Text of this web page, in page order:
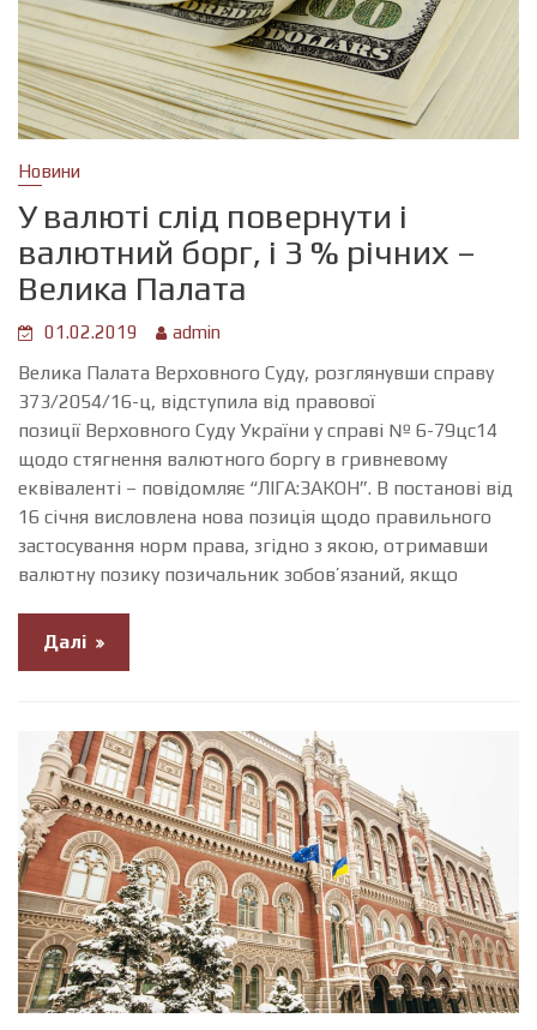
Новини
У валюті слід повернути і
валютний борг, і 3 % річних –
Велика Палата
01.02.2019 admin
Велика Палата Верховного Суду, розглянувши справу
373/2054/16-ц, відступила від правової
позиції Верховного Суду України у справі № 6-79цс14
щодо стягнення валютного боргу в гривневому
еквіваленті – повідомляє “ЛІГА:ЗАКОН”. В постанові від
16 січня висловлена нова позиція щодо правильного
застосування норм права, згідно з якою, отримавши
валютну позику позичальник зобов’язаний, якщо
Далі